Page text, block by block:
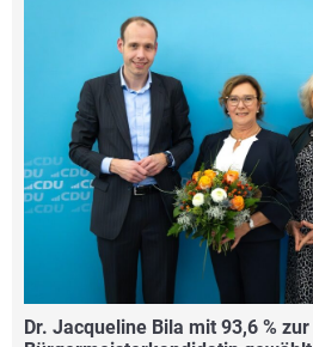
Dr. Jacqueline Bila mit 93,6 % zur